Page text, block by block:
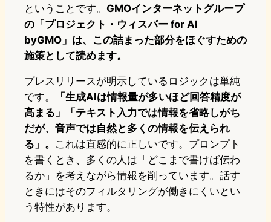
ということです。 GMOインターネットグループ
の「プロジェクト・ウィスパー for AI
byGMO」は、この詰まった部分をほぐすための
施策として読めます。
プレスリリースが明示しているロジックは単純
です。
「生成AIは情報量が多いほど回答精度が
高まる」「テキスト入力では情報を省略しがち
だが、音声では自然と多くの情報を伝えられ
る」。 これは直感的に正しいです。プロンプト
を書くとき、多くの人は「どこまで書けば伝わ
るか」を考えながら情報を削っています。話す
ときにはそのフィルタリングが働きにくいとい
う特性があります。